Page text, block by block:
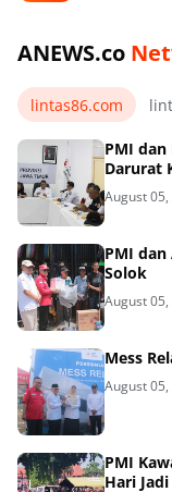
ANEWS.co
lintas86.com
PMI dan
Darurat
August
PMI
Solok
August
Mess
August
PMI
Hari